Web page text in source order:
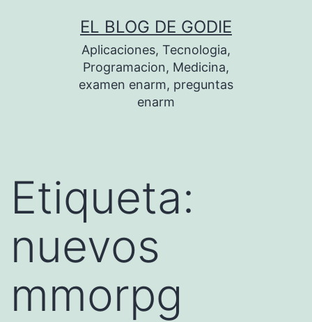
EL BLOG DE GODIE
Aplicaciones, Tecnologia,
Programacion, Medicina,
examen enarm, preguntas
enarm
Etiqueta:
nuevos
mmorpg